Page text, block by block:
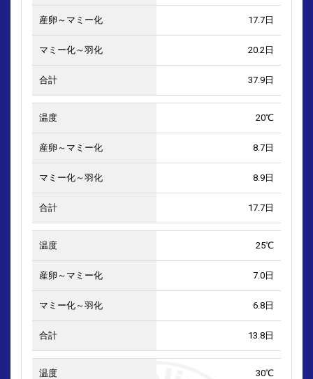
17.7日
20.2日
37.9日
20℃
8.7日
8.9日
17.7日
25℃
7.0日
6.8日
13.8日
30℃